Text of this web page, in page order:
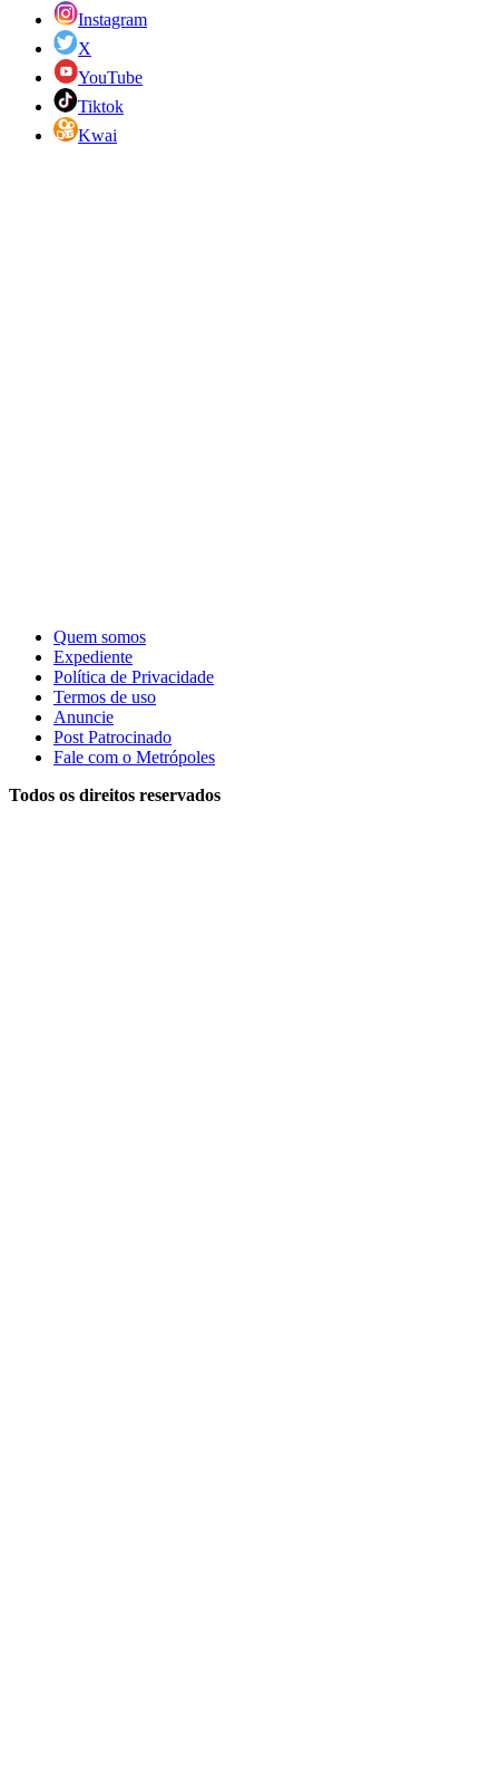
Instagram
X
YouTube
Tiktok
Kwai
Quem somos
Expediente
Política de Privacidade
Termos de uso
Anuncie
Post Patrocinado
Fale com o Metrópoles
Todos os direitos reservados